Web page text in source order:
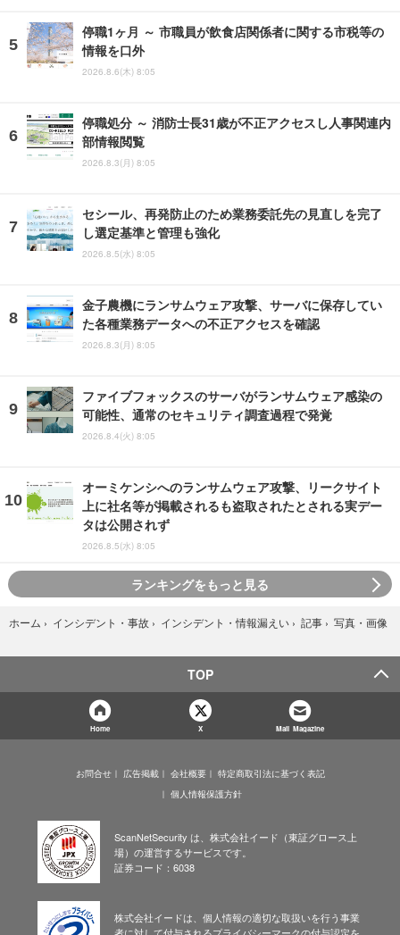
停職1ヶ月 ～ 市職員が飲食店関係者に関する市税等の
情報を口外
2026.8.6(木) 8:05
停職処分 ～ 消防士長31歳が不正アクセスし人事関連内
部情報閲覧
2026.8.3(月) 8:05
セシール、再発防止のため業務委託先の見直しを完了
し選定基準と管理も強化
2026.8.5(水) 8:05
金子農機にランサムウェア攻撃、サーバに保存してい
た各種業務データへの不正アクセスを確認
2026.8.3(月) 8:05
ファイブフォックスのサーバがランサムウェア感染の
可能性、通常のセキュリティ調査過程で発覚
2026.8.4(火) 8:05
オーミケンシへのランサムウェア攻撃、リークサイト
上に社名等が掲載されるも盗取されたとされる実デー
タは公開されず
2026.8.5(水) 8:05
ランキングをもっと見る
ホーム › インシデント・事故 › インシデント・情報漏えい › 記事 › 写真・画像
TOP
Home X Mail Magazine
お問合せ 広告掲載 会社概要
特定商取引法に基づく表記
個人情報保護方針
ScanNetSecurity は、株式会社イード（東証グロース上
場）の運営するサービスです。
証券コード：6038
株式会社イードは、個人情報の適切な取扱いを行う事業